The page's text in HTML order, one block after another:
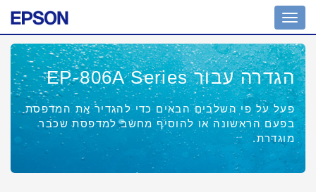
Toggle
navigation
הגדרה עבור EP-806A Series
פעל על פי השלבים הבאים כדי להגדיר את המדפסת
בפעם הראשונה או להוסיף מחשב למדפסת שכבר
מוגדרת.